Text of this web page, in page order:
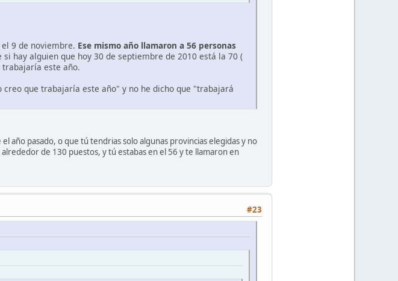
9 de noviembre. Ese mismo año llamaron a 56 personas
hay alguien que hoy 30 de septiembre de 2010 está la 70 (
trabajaría este año.
que trabajaría este año" y no he dicho que "trabajará
año pasado, o que tú tendrias solo algunas provincias elegidas y no
de 130 puestos, y tú estabas en el 56 y te llamaron en
#23